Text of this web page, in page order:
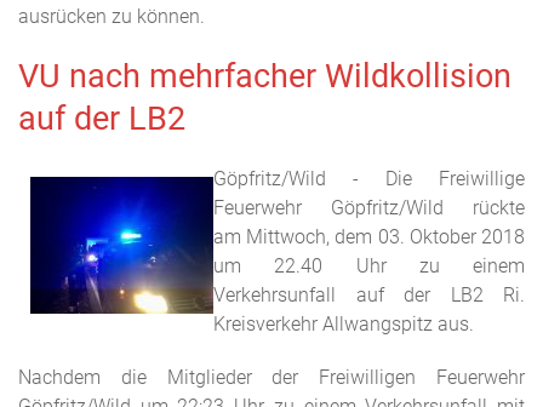
ausrücken zu können.
VU nach mehrfacher Wildkollision
auf der LB2
Göpfritz/Wild - Die Freiwillige
Feuerwehr Göpfritz/Wild rückte
am Mittwoch, dem 03. Oktober 2018
um 22.40 Uhr zu einem
Verkehrsunfall auf der LB2 Ri.
Kreisverkehr Allwangspitz aus.
Nachdem die Mitglieder der Freiwilligen Feuerwehr